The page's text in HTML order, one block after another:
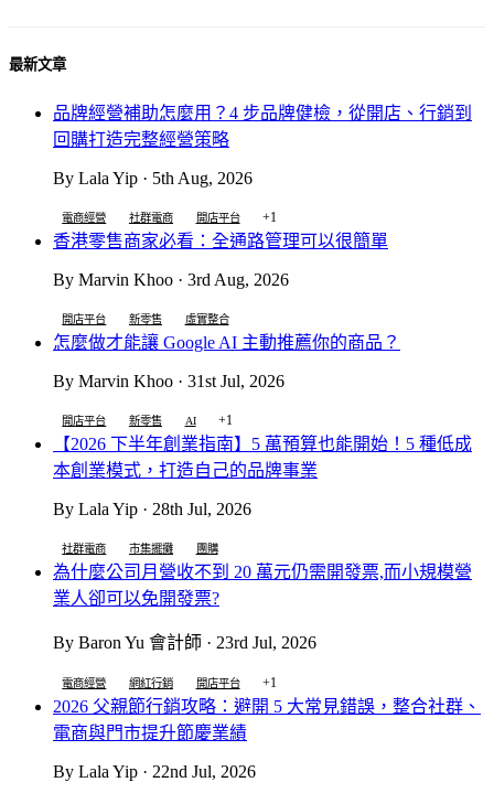
最新文章
品牌經營補助怎麼用？4 步品牌健檢，從開店、行銷到
回購打造完整經營策略
By Lala Yip · 5th Aug, 2026
電商經營 社群電商 開店平台 +1
香港零售商家必看：全通路管理可以很簡單
By Marvin Khoo · 3rd Aug, 2026
開店平台 新零售 虛實整合
怎麼做才能讓 Google AI 主動推薦你的商品？
By Marvin Khoo · 31st Jul, 2026
開店平台 新零售 AI +1
【2026 下半年創業指南】5 萬預算也能開始！5 種低成
本創業模式，打造自己的品牌事業
By Lala Yip · 28th Jul, 2026
社群電商 市集擺攤 團購
為什麼公司月營收不到 20 萬元仍需開發票,而小規模營
業人卻可以免開發票?
By Baron Yu 會計師 · 23rd Jul, 2026
電商經營 網紅行銷 開店平台 +1
2026 父親節行銷攻略：避開 5 大常見錯誤，整合社群、
電商與門市提升節慶業績
By Lala Yip · 22nd Jul, 2026